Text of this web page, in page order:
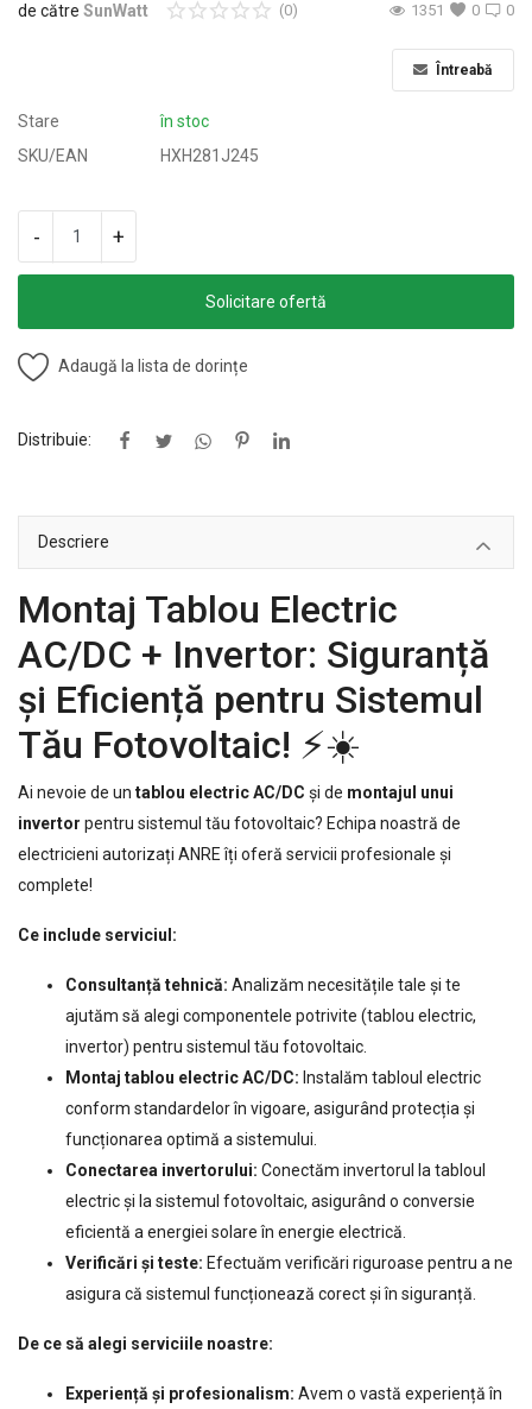
Locație
de către SunWatt 0
(0) 0
1351
Întreabă
Stare
în stoc
SKU/EAN
HXH281J245
- +
Solicitare ofertă
Adaugă la lista de dorințe
Distribuie:
Descriere
Montaj Tablou Electric
AC/DC + Invertor: Siguranță
și Eficiență pentru Sistemul
Tău Fotovoltaic! ⚡️☀️
Ai nevoie de un tablou electric AC/DC și de montajul unui
invertor pentru sistemul tău fotovoltaic? Echipa noastră de
electricieni autorizați ANRE îți oferă servicii profesionale și
complete!
Ce include serviciul:
Consultanță tehnică: Analizăm necesitățile tale și te
ajutăm să alegi componentele potrivite (tablou electric,
invertor) pentru sistemul tău fotovoltaic.
Montaj tablou electric AC/DC: Instalăm tabloul electric
conform standardelor în vigoare, asigurând protecția și
funcționarea optimă a sistemului.
Conectarea invertorului: Conectăm invertorul la tabloul
electric și la sistemul fotovoltaic, asigurând o conversie
eficientă a energiei solare în energie electrică.
Verificări și teste: Efectuăm verificări riguroase pentru a ne
asigura că sistemul funcționează corect și în siguranță.
De ce să alegi serviciile noastre:
Experiență și profesionalism: Avem o vastă experiență în